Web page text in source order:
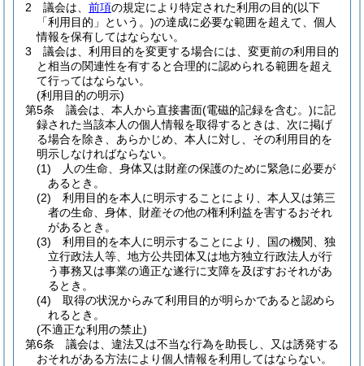
2
議会は、 前項の規定により特定された利用の目的(以下
「利用目的」という。)の達成に必要な範囲を超えて、個人
情報を保有してはならない。
3
議会は、利用目的を変更する場合には、変更前の利用目的
と相当の関連性を有すると合理的に認められる範囲を超え
て行ってはならない。
(利用目的の明示)
第5条
議会は、本人から直接書面(電磁的記録を含む。)に記
録された当該本人の個人情報を取得するときは、次に掲げ
る場合を除き、あらかじめ、本人に対し、その利用目的を
明示しなければならない。
(1)
人の生命、身体又は財産の保護のために緊急に必要が
あるとき。
(2)
利用目的を本人に明示することにより、本人又は第三
者の生命、身体、財産その他の権利利益を害するおそれ
があるとき。
(3)
利用目的を本人に明示することにより、国の機関、独
立行政法人等、地方公共団体又は地方独立行政法人が行
う事務又は事業の適正な遂行に支障を及ぼすおそれがあ
るとき。
(4)
取得の状況からみて利用目的が明らかであると認めら
れるとき。
(不適正な利用の禁止)
第6条
議会は、違法又は不当な行為を助長し、又は誘発する
おそれがある方法により個人情報を利用してはならない。